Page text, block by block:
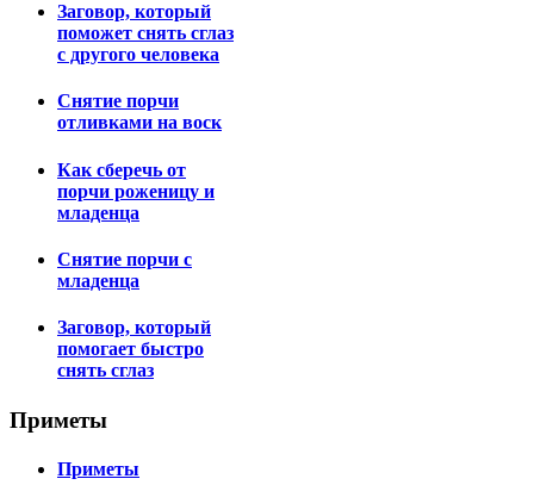
Заговор, который
поможет снять сглаз
с другого человека
Снятие порчи
отливками на воск
Как сберечь от
порчи роженицу и
младенца
Снятие порчи с
младенца
Заговор, который
помогает быстро
снять сглаз
Приметы
Приметы